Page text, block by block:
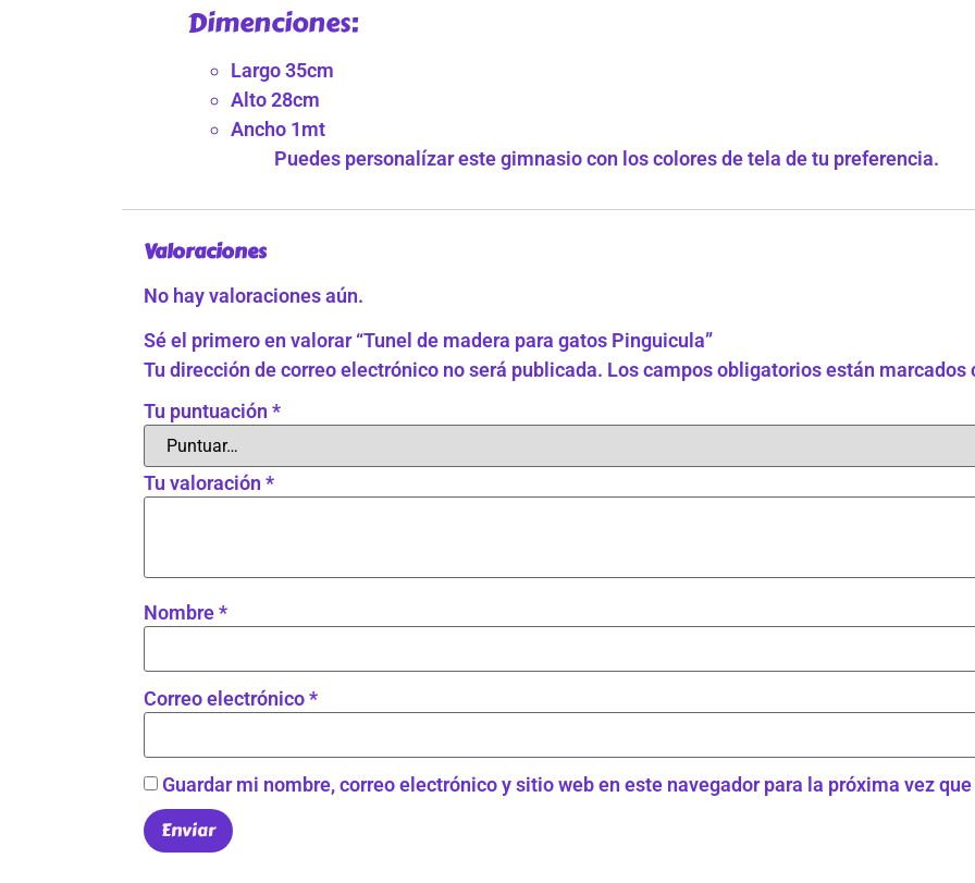
Dimenciones:
Largo 35cm
Alto 28cm
Ancho 1mt
Puedes personalízar este gimnasio con los colores de tela de tu preferencia.
Valoraciones
No hay valoraciones aún.
Sé el primero en valorar “Tunel de madera para gatos Pinguicula”
Tu dirección de correo electrónico no será publicada. Los campos obligatorios están marcados
Tu puntuación *
Tu valoración *
Nombre*
Correo electrónico*
Guardar mi nombre, correo electrónico y sitio web en este navegador para la próxima vez